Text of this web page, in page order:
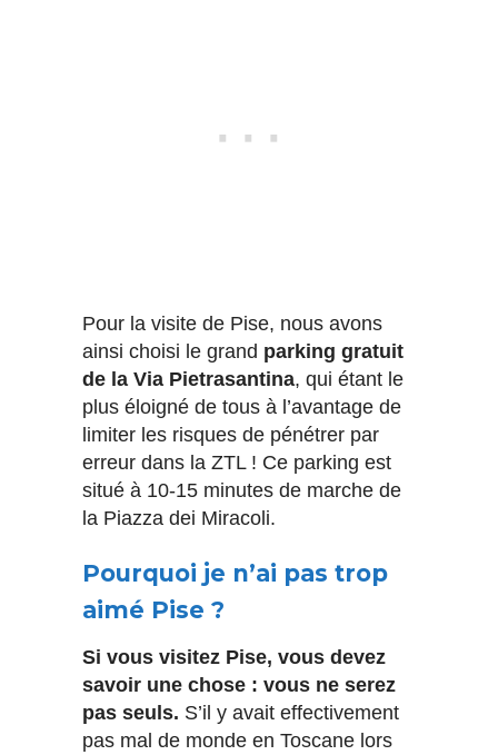
Pour la visite de Pise, nous avons
ainsi choisi le grand parking gratuit
de la Via Pietrasantina, qui étant le
plus éloigné de tous à l’avantage de
limiter les risques de pénétrer par
erreur dans la ZTL ! Ce parking est
situé à 10-15 minutes de marche de
la Piazza dei Miracoli.
Pourquoi je n’ai pas trop
aimé Pise ?
Si vous visitez Pise, vous devez
savoir une chose : vous ne serez
pas seuls. S’il y avait effectivement
pas mal de monde en Toscane lors